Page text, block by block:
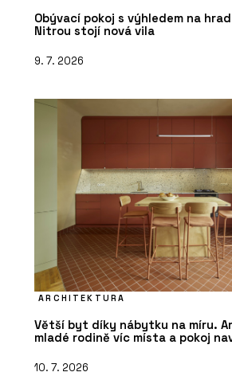
Obývací pokoj s výhledem na
Nitrou stojí nová vila
9. 7. 2026
ARCHITEKTURA
Větší byt díky nábytku na míru.
mladé rodině víc místa a pokoj
10. 7. 2026